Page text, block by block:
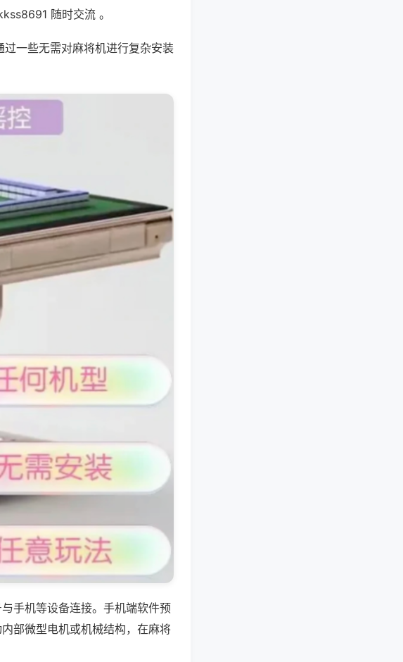
随时交流 。
一些无需对麻将机进行复杂安装
手机等设备连接。手机端软件预
部微型电机或机械结构，在麻将